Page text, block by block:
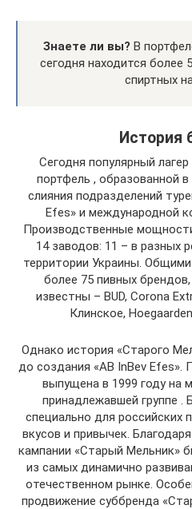
Знаете ли вы? В
сегодня находится более
спиртных
История
Сегодня популярный
портфель , образованной в
слияния подразделений
Efes» и международной
Производственные
14 заводов: 11 – в разных
территории Украины.
более 75 пивных
известны – BUD, Corona
Клинское,
Однако история «Старого
до создания «AB InBev Efes».
выпущена в 1999 году на
принадлежавшей группе .
специально для российских
вкусов и привычек.
кампании «Старый Мельник»
из самых динамично
отечественном рынке.
продвижение суббренда